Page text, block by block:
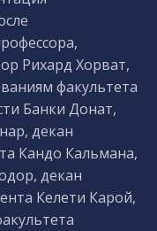
Рихард Хорват,
факультета
Банки Донат,
декан
Кандо Кальмана,
декан
Келети Карой,